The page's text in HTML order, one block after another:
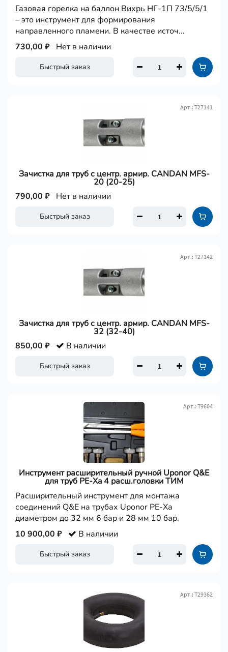
Газовая горелка на баллон Вихрь НГ-1П 73/5/5/1
– это инструмент для формирования
направленного пламени. В качестве источ...
Быстрый заказ
730,00 ₽ Нет в наличии
Зачистка для труб с центр. армир. CANDAN MFS-
20 (20-25)
Арт.: Т27141
Быстрый заказ
790,00 ₽ Нет в наличии
Зачистка для труб с центр. армир. CANDAN MFS-
32 (32-40)
Арт.: Т27142
Быстрый заказ
850,00 ₽ В наличии
Инструмент расширительный ручной Uponor Q&E
для труб PE-Xa 4 расш.головки ТИМ
Арт.: Т9604
Расширительный инструмент для монтажа
соединений Q&E на трубах Uponor PE-Xa
диаметром до 32 мм 6 бар и 28 мм 10 бар.
Быстрый заказ
10 900,00 ₽ В наличии
Арт.: Т29362